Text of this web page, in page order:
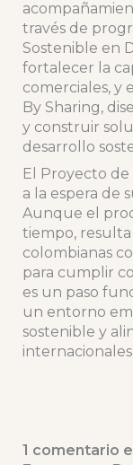
través de
Sostenible en
fortalecer la
comerciales, y
By Sharing,
y construir
desarrollo
El Proyecto de
a la espera de
Aunque el
tiempo,
colombianas
para cumplir
es un paso
un entorno
sostenible y
1 comentario